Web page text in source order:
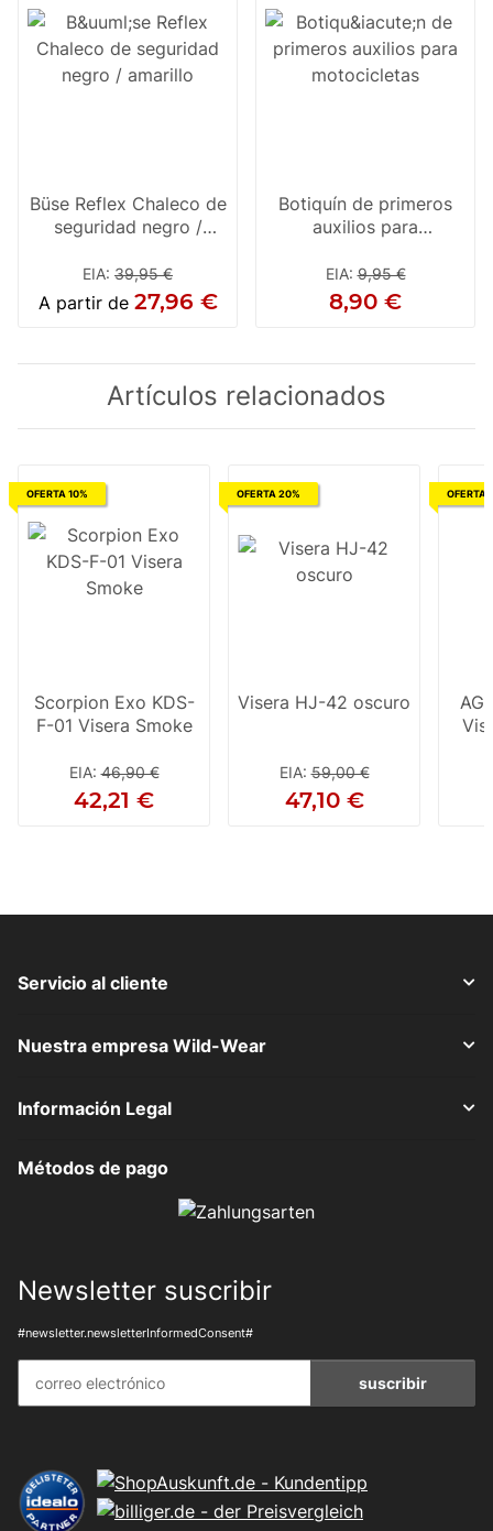
Büse Reflex Chaleco de
seguridad negro /
EIA: 39,95 €
A partir de 27,96 €
Botiquín de primeros
auxilios para
EIA:9,95 €
8,90 €
Artículos relacionados
OFERTA 10%
Scorpion Exo KDS-
F-01 Visera Smoke
EIA:46,90 €
42,21 €
OFERTA 20%
Visera HJ-42 oscuro
EIA:59,00 €
47,10 €
OFERTA
Servicio al cliente
Nuestra empresa Wild-Wear
Información Legal
Métodos de pago
Newsletter suscribir
#newsletter.newsletterInformedConsent#
suscribir